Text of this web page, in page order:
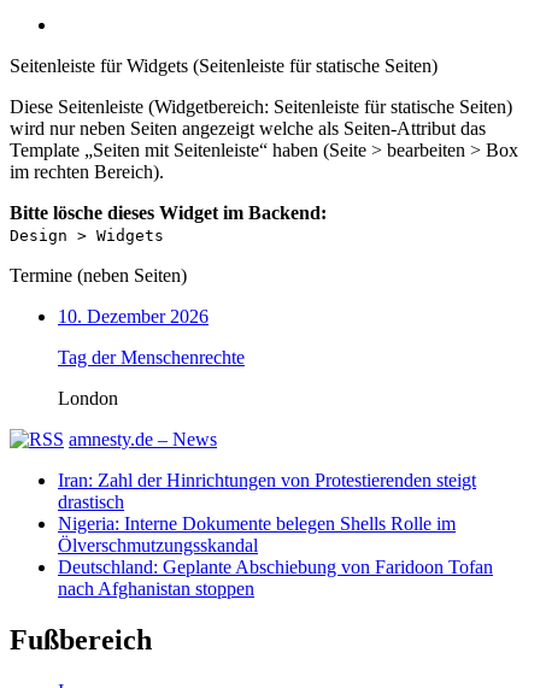
Seitenleiste für Widgets (Seitenleiste für statische Seiten)
Diese Seitenleiste (Widgetbereich: Seitenleiste für statische Seiten)
wird nur neben Seiten angezeigt welche als Seiten-Attribut das
Template „Seiten mit Seitenleiste“ haben (Seite > bearbeiten > Box
im rechten Bereich).
Bitte lösche dieses Widget im Backend:
Design > Widgets
Termine (neben Seiten)
10. Dezember 2026
Tag der Menschenrechte
London
amnesty.de – News
Iran: Zahl der Hinrichtungen von Protestierenden steigt
drastisch
Nigeria: Interne Dokumente belegen Shells Rolle im
Ölverschmutzungsskandal
Deutschland: Geplante Abschiebung von Faridoon Tofan
nach Afghanistan stoppen
Fußbereich